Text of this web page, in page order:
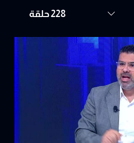
228 حلقة